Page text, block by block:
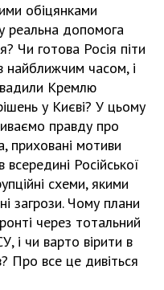
обіцянками
реальна допомога
Чи готова Росія піти
часом, і
Кремлю
у Києві? У цьому
правду про
приховані мотиви
Російської
схеми, якими
загрози. Чому плани
через тотальний
і чи варто вірити в
Про все це дивіться